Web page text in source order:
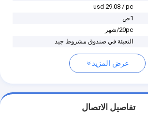
usd 29.08 / pc
1ص
20pc/شهر
التعبئة في صندوق مشروط جيد
عرض المزيد
تفاصيل الاتصال